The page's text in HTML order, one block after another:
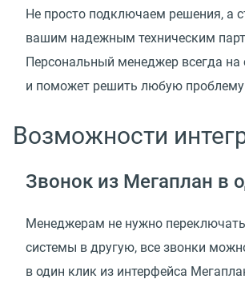
Не просто подключаем решения, а
вашим надежным техническим
Персональный менеджер всегда на
и поможет решить любую
Возможности
Звонок из Мегаплан в
Менеджерам не нужно
системы в другую, все звонки
в один клик из интерфейса